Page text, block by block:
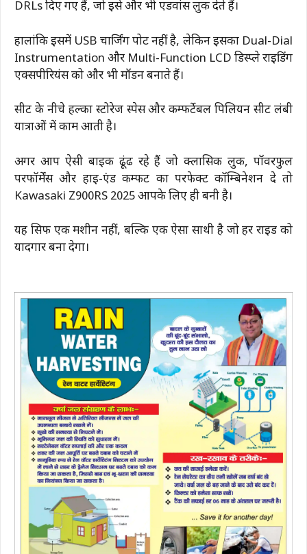
DRLs दिए गए हैं, जो इसे और भी एडवांस लुक देते हैं।
हालांकि इसमें USB चार्जिंग पोर्ट नहीं है, लेकिन इसका Dual-Dial
Instrumentation और Multi-Function LCD डिस्प्ले राइडिंग
एक्सपीरियंस को और भी मॉडर्न बनाते हैं।
सीट के नीचे हल्का स्टोरेज स्पेस और कम्फर्टेबल पिलियन सीट लंबी
यात्राओं में काम आती है।
अगर आप ऐसी बाइक ढूंढ रहे हैं जो क्लासिक लुक, पॉवरफुल
परफॉर्मेंस और हाई-एंड कम्फर्ट का परफेक्ट कॉम्बिनेशन दे तो
Kawasaki Z900RS 2025 आपके लिए ही बनी है।
यह सिर्फ एक मशीन नहीं, बल्कि एक ऐसा साथी है जो हर राइड को
यादगार बना देगा।